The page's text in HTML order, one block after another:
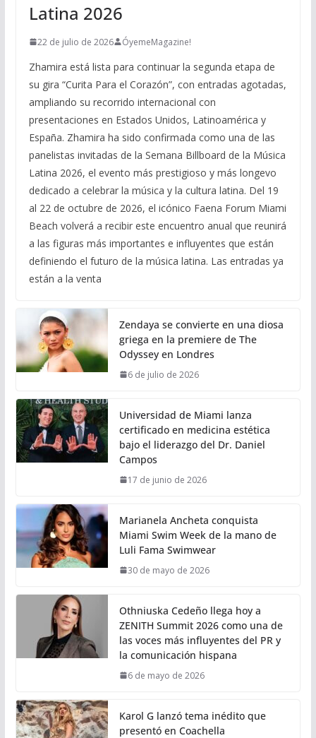
Latina 2026
22 de julio de 2026 ÓyemeMagazine!
Zhamira está lista para continuar la segunda etapa de
su gira “Curita Para el Corazón”, con entradas agotadas,
ampliando su recorrido internacional con
presentaciones en Estados Unidos, Latinoamérica y
España. Zhamira ha sido confirmada como una de las
panelistas invitadas de la Semana Billboard de la Música
Latina 2026, el evento más prestigioso y más longevo
dedicado a celebrar la música y la cultura latina. Del 19
al 22 de octubre de 2026, el icónico Faena Forum Miami
Beach volverá a recibir este encuentro anual que reunirá
a las figuras más importantes e influyentes que están
definiendo el futuro de la música latina. Las entradas ya
están a la venta
Zendaya se convierte en una diosa
griega en la premiere de The
Odyssey en Londres
6 de julio de 2026
Universidad de Miami lanza
certificado en medicina estética
bajo el liderazgo del Dr. Daniel
Campos
17 de junio de 2026
Marianela Ancheta conquista
Miami Swim Week de la mano de
Luli Fama Swimwear
30 de mayo de 2026
Othniuska Cedeño llega hoy a
ZENITH Summit 2026 como una de
las voces más influyentes del PR y
la comunicación hispana
6 de mayo de 2026
Karol G lanzó tema inédito que
presentó en Coachella